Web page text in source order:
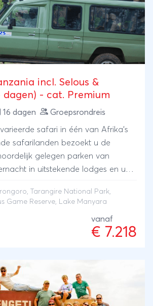
incl. Selous &
dagen) - cat. Premium
16 dagen Groepsrondreis
safari in één van Afrika's
safarilanden bezoekt u de
gelegen parken van
in uitstekende lodges en u
gevarieerde combinatie van de
achtste wereldwonder de
en de uitgestrekte savannen van
in het zuiden van Tanzania, het
bedreigde Afrikaanse wilde hond
Na een verblijf van 3 nachten in
van Tanzania vliegt u naar
, Tarangire National Park,
Game Reserve, Lake Manyara
vanaf
€ 7.218